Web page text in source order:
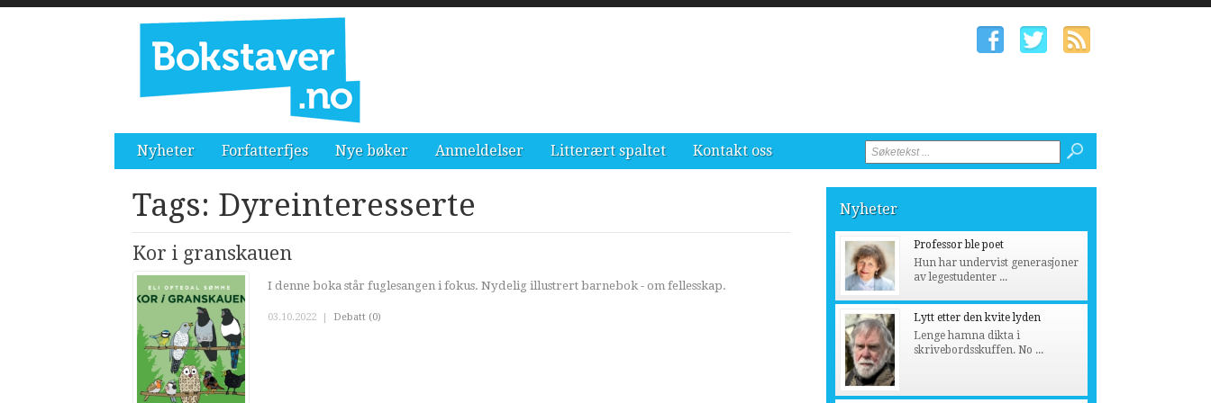
Nyheter Forfatterfjes Nye bøker Anmeldelser Litterært spaltet Kontakt oss
Tags: Dyreinteresserte
Kor i granskauen
I denne boka står fuglesangen i fokus. Nydelig illustrert barnebok - om fellesskap.
03.10.2022 | Debatt (0)
Nyheter
Professor ble poet
Hun har undervist generasjoner
av legestudenter ...
Lytt etter den kvite lyden
Lenge hamna dikta i
skrivebordsskuffen. No ...